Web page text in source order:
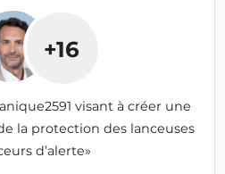
+16
visant à créer une
la protection des lanceuses
d’alerte»